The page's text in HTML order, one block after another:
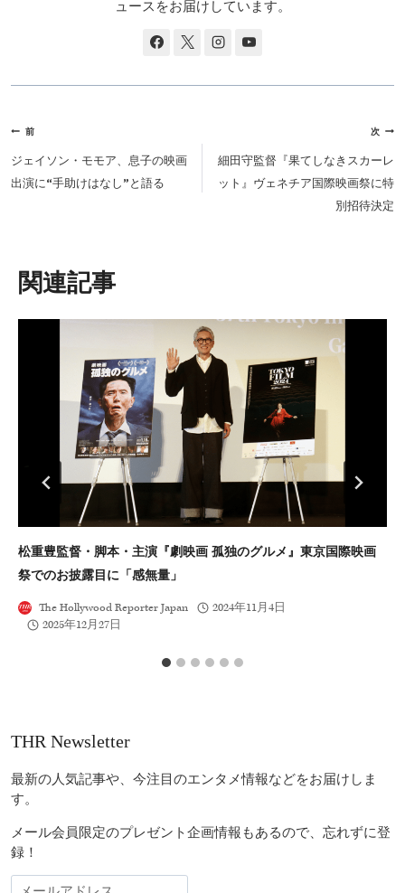
ュースをお届けしています。
投
稿
ナ
シ
ョ
ン
前
ジェイソン・モモア、息子の映画
出演に“手助けはなし”と語る
次
細田守監督『果てしなきスカーレ
ット』ヴェネチア国際映画祭に特
別招待決定
類似投稿
松重豊監督・脚本・主演『劇映画 孤独のグルメ』東京国際映画
祭でのお披露目に「感無量」
The Hollywood Reporter Japan
2024年11月4日
2025年12月27日
THR Newsletter
最新の人気記事や、今注目のエンタメ情報などをお届けしま
す。
メール会員限定のプレゼント企画情報もあるので、忘れずに登
録！